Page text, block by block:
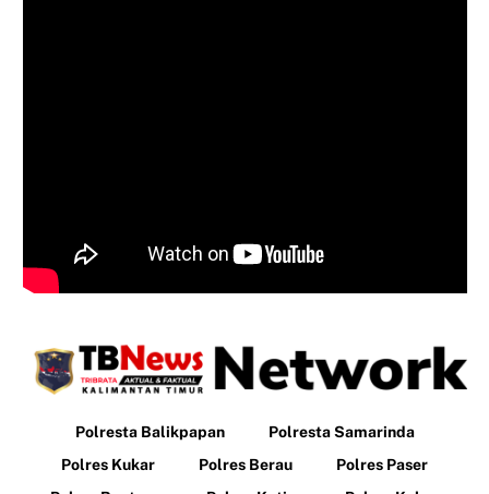
Polresta Balikpapan
Polresta Samarinda
Polres Kukar
Polres Berau
Polres Paser